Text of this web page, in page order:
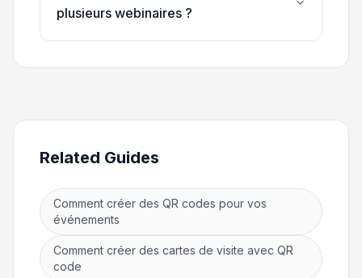
plusieurs webinaires ?
Related Guides
Comment créer des QR codes pour vos
événements
Comment créer des cartes de visite avec QR
code